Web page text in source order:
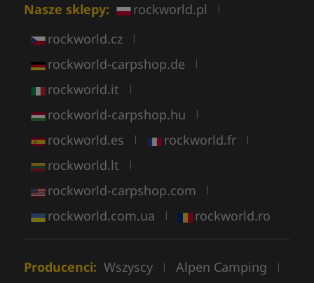
Nasze sklepy: rockworld.pl |
rockworld.cz |
rockworld-carpshop.de |
rockworld.it |
rockworld-carpshop.hu |
rockworld.es | rockworld.fr |
rockworld.lt |
rockworld-carpshop.com |
rockworld.com.ua | rockworld.ro
Producenci: Wszyscy | Alpen Camping |